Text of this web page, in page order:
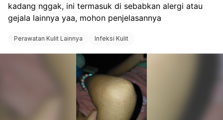
luka, atau tidak membaik dalam beberapa hari,
sebaiknya periksa ke dokter spesialis obstetri dan
sesuai.
kadang nggak, ini termasuk di sebabkan alergi atau
gejala lainnya yaa, mohon penjelasannya
Perawatan Kulit Lainnya Infeksi Kulit